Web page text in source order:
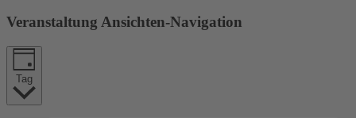
Veranstaltung Ansichten-Navigation
Tag